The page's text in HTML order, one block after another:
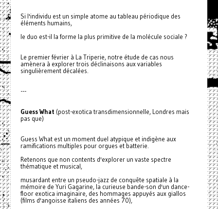
Si l'individu est un simple atome au tableau périodique des
éléments humains,
le duo est-il la forme la plus primitive de la molécule sociale ?
Le premier février à La Triperie, notre étude de cas nous
amènera à explorer trois déclinaisons aux variables
singulièrement décalées.
---
Guess What (post-exotica transdimensionnelle, Londres mais
pas que)
Guess What est un moment duel atypique et indigène aux
ramifications multiples pour orgues et batterie.
Retenons que non contents d'explorer un vaste spectre
thématique et musical,
musardant entre un pseudo-jazz de conquête spatiale à la
mémoire de Yuri Gagarine, la curieuse bande-son d'un dance-
floor exotica imaginaire, des hommages appuyés aux giallos
(films d'angoisse italiens des années 70),